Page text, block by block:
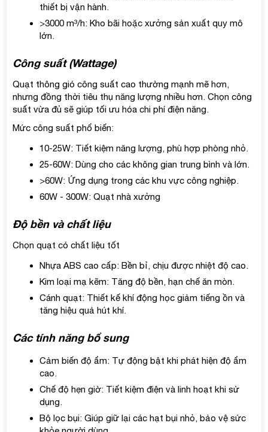
thiết bị vận hành.
>3000 m³/h: Kho bãi hoặc xưởng sản xuất quy mô
lớn.
Công suất (Wattage)
Quạt thông gió công suất cao thường mạnh mẽ hơn,
nhưng đồng thời tiêu thụ năng lượng nhiều hơn. Chọn công
suất vừa đủ sẽ giúp tối ưu hóa chi phí điện năng.
Mức công suất phổ biến:
10-25W: Tiết kiệm năng lượng, phù hợp phòng nhỏ.
25-60W: Dùng cho các không gian trung bình và lớn.
>60W: Ứng dụng trong các khu vực công nghiệp.
60W - 300W: Quạt nhà xưởng
Độ bền và chất liệu
Chọn quạt có chất liệu tốt
Nhựa ABS cao cấp: Bền bỉ, chịu được nhiệt độ cao.
Kim loại mạ kẽm: Tăng độ bền, hạn chế ăn mòn.
Cánh quạt: Thiết kế khí động học giảm tiếng ồn và
tăng hiệu quả hút khí.
Các tính năng bổ sung
Cảm biến độ ẩm: Tự động bật khi phát hiện độ ẩm
cao.
Chế độ hẹn giờ: Tiết kiệm điện và linh hoạt khi sử
dụng.
Bộ lọc bụi: Giúp giữ lại các hạt bụi nhỏ, bảo vệ sức